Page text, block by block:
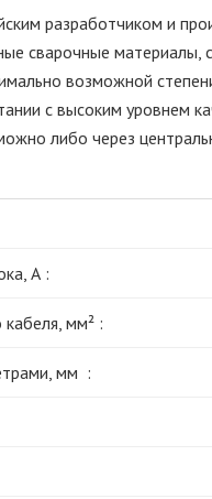
разработчиком и
сварочные
возможной
с высоким
либо через
А :
мм² :
мм :